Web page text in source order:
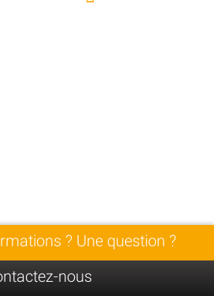
? Une question ?
nous